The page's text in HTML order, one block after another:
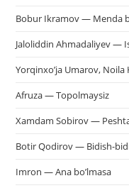
Bobur Ikramov — Menda
Jaloliddin Ahmadaliyev —
Yorqinxo’ja Umarov,
Afruza — Topolmaysiz
Xamdam Sobirov —
Botir Qodirov — Bidish-
Imron — Ana bo’lmasa